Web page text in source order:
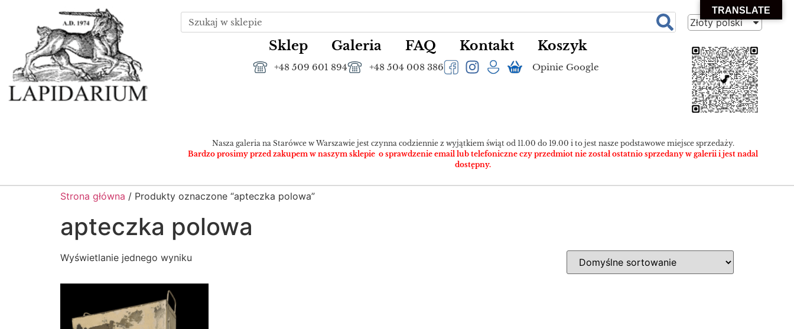
Sklep Galeria FAQ Kontakt Koszyk
+48 509 601 894 +48 504 008 386 Opinie Google
Złoty polski
Nasza galeria na Starówce w Warszawie jest czynna codziennie z wyjątkiem świąt od 11.00 do 19.00 i to jest nasze podstawowe miejsce sprzedaży.
Bardzo prosimy przed zakupem w naszym sklepie o sprawdzenie email lub telefoniczne czy przedmiot nie został ostatnio sprzedany w galerii i jest nadal
dostępny.
Strona główna / Produkty oznaczone “apteczka polowa”
apteczka polowa
Wyświetlanie jednego wyniku
TRANSLATE